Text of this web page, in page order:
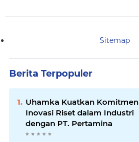
Sitemap
Berita Terpopuler
Uhamka Kuatkan Komitmen
Inovasi Riset dalam Industri
dengan PT. Pertamina